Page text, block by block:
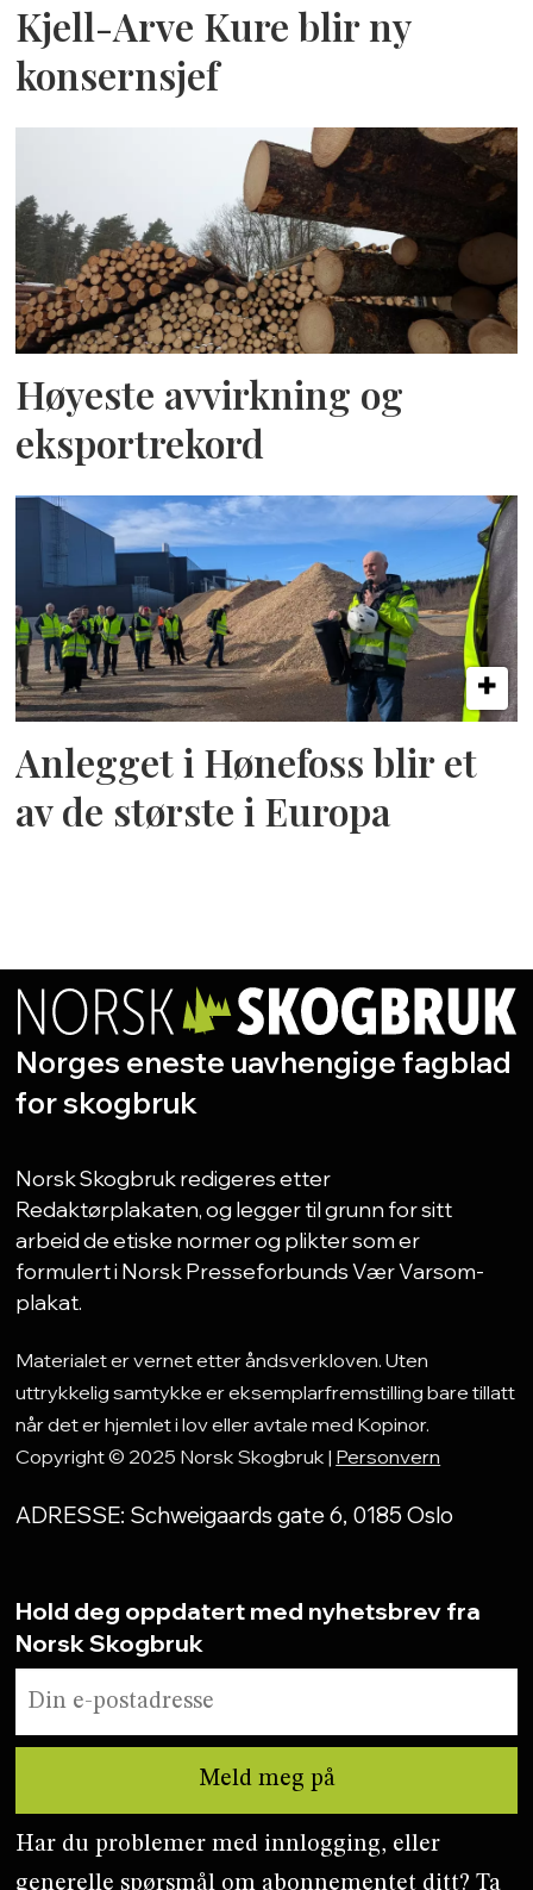
Kjell-Arve Kure blir ny
konsernsjef
Høyeste avvirkning og
eksportrekord
Anlegget i Hønefoss blir et
av de største i Europa
Norges eneste uavhengige fagblad
for skogbruk
Norsk Skogbruk redigeres etter
Redaktørplakaten, og legger til grunn for sitt
arbeid de etiske normer og plikter som er
formulert i Norsk Presseforbunds Vær Varsom-
plakat.
Materialet er vernet etter åndsverkloven. Uten
uttrykkelig samtykke er eksemplarfremstilling bare tillatt
når det er hjemlet i lov eller avtale med Kopinor.
Copyright © 2025 Norsk Skogbruk | Personvern
ADRESSE: Schweigaards gate 6, 0185 Oslo
Hold deg oppdatert med nyhetsbrev fra
Norsk Skogbruk
Har du problemer med innlogging, eller
generelle spørsmål om abonnementet ditt? Ta